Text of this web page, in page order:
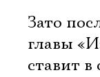
Зато
главы
ставит в